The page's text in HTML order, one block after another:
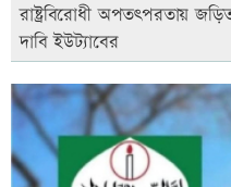
রাষ্ট্রবিরোধী অপতৎপরতায়
দাবি ইউট্যাবের